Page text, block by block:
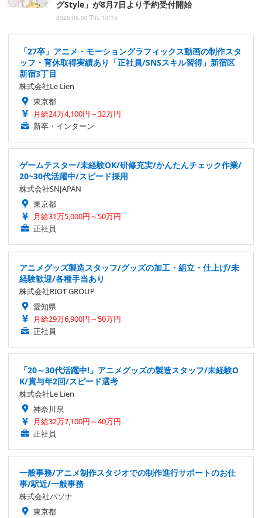
グStyle」が8月7日より予約受付開始
2026.08.06 Thu 10:15
「27卒」アニメ・モーショングラフィックス動画の制作スタ
ッフ・育休取得実績あり「正社員/SNSスキル習得」新宿区
新宿3丁目
株式会社Le Lien
東京都
月給24万4,100円～32万円
新卒・インターン
ゲームテスター/未経験OK/研修充実/かんたんチェック作業/
20~30代活躍中/スピード採用
株式会社SNJAPAN
東京都
月給31万5,000円～50万円
正社員
アニメグッズ製造スタッフ/グッズの加工・組立・仕上げ/未
経験歓迎/各種手当あり
株式会社RIOT GROUP
愛知県
月給29万6,900円～50万円
正社員
「20～30代活躍中!」アニメグッズの製造スタッフ/未経験O
K/賞与年2回/スピード選考
株式会社Le Lien
神奈川県
月給32万7,100円～40万円
正社員
一般事務/アニメ制作スタジオでの制作進行サポートのお仕
事/駅近/一般事務
株式会社パソナ
東京都